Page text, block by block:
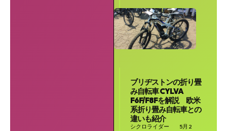
ブリヂストンの折り畳
み自転車 CYLVA
F6F/F8Fを解説 欧米
系折り畳み自転車との
違いも紹介
シクロライダー 5月 2